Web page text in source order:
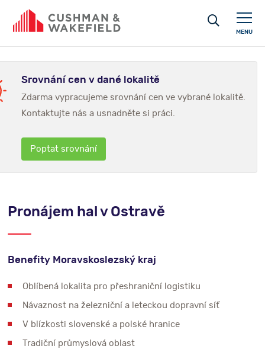
MENU
Srovnání cen v dané lokalitě
Zdarma vypracujeme srovnání cen ve vybrané lokalitě.
Kontaktujte nás a usnadněte si práci.
Poptat srovnání
Pronájem hal v Ostravě
Benefity Moravskoslezský kraj
Oblíbená lokalita pro přeshraniční logistiku
Návaznost na železniční a leteckou dopravní síť
V blízkosti slovenské a polské hranice
Tradiční průmyslová oblast